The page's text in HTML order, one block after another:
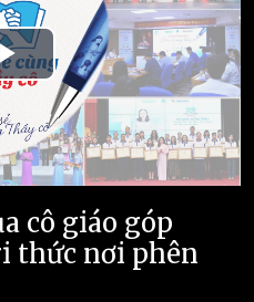
Play
Video
cô giáo góp
thức nơi phên